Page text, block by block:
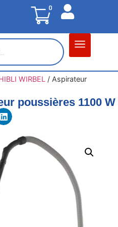
0
WIRBEL / Aspirateur
poussières 1100 W